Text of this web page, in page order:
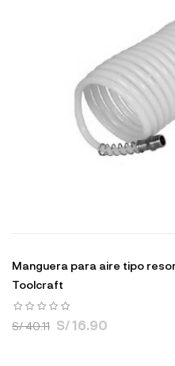
Manguera para aire tipo
Toolcraft
S/ 40.11 S/ 16.90